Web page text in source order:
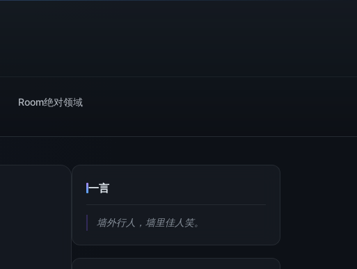
Room绝对领域
一言
墙外行人，墙里佳人笑。